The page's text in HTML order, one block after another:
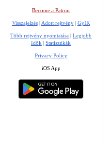
Become a Patron
Visszajelzés| Adott rejtvény| GyIK
Több rejtvény nyomtatása | Legjobb
Idők | Statisztikák
Privacy Policy
iOS App